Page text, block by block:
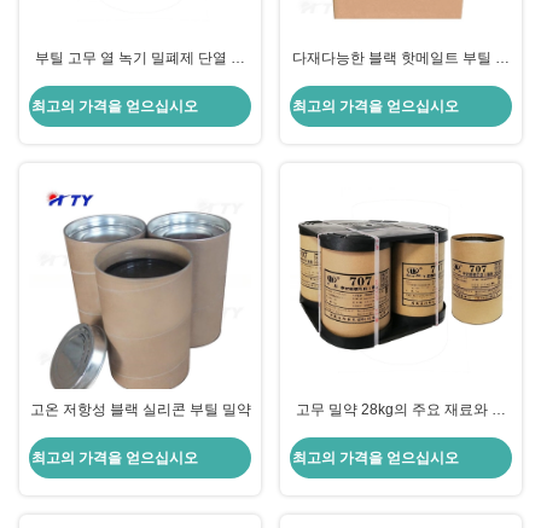
부틸 고무 열 녹기 밀폐제 단열 유
이상적입니다.
최고의 가격을 얻으십시오
다재다능한 블랙 핫메일트 부틸 고
최고의 가격을 얻으십시오
고온 저항성 블랙 실리콘 부틸 밀약
최고의 가격을 얻으십시오
고무 밀약 28kg의 주요 재료와 함
최고의 가격을 얻으십시오